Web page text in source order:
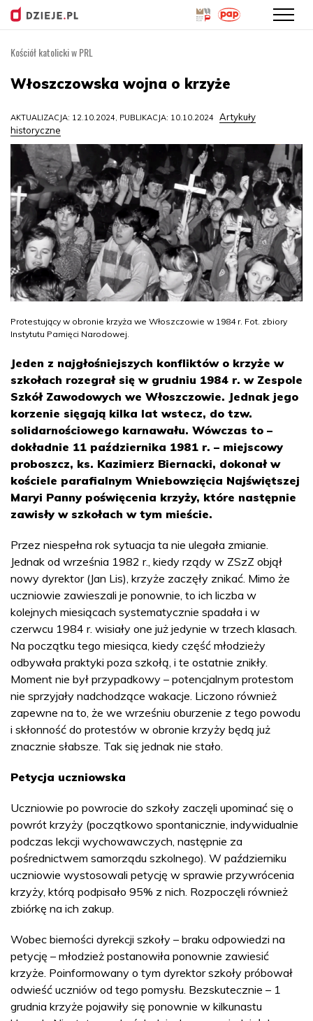
treści
Kościół katolicki w PRL
Włoszczowska wojna o krzyże
AKTUALIZACJA: 12.10.2024, PUBLIKACJA: 10.10.2024 Artykuły
historyczne
Protestujący w obronie krzyża we Włoszczowie w 1984 r. Fot. zbiory
Instytutu Pamięci Narodowej.
Jeden z najgłośniejszych konfliktów o krzyże w
szkołach rozegrał się w grudniu 1984 r. w Zespole
Szkół Zawodowych we Włoszczowie. Jednak jego
korzenie sięgają kilka lat wstecz, do tzw.
solidarnościowego karnawału. Wówczas to –
dokładnie 11 października 1981 r. – miejscowy
proboszcz, ks. Kazimierz Biernacki, dokonał w
kościele parafialnym Wniebowzięcia Najświętszej
Maryi Panny poświęcenia krzyży, które następnie
zawisły w szkołach w tym mieście.
Przez niespełna rok sytuacja ta nie ulegała zmianie.
Jednak od września 1982 r., kiedy rządy w ZSzZ objął
nowy dyrektor (Jan Lis), krzyże zaczęły znikać. Mimo że
uczniowie zawieszali je ponownie, to ich liczba w
kolejnych miesiącach systematycznie spadała i w
czerwcu 1984 r. wisiały one już jedynie w trzech klasach.
Na początku tego miesiąca, kiedy część młodzieży
odbywała praktyki poza szkołą, i te ostatnie znikły.
Moment nie był przypadkowy – potencjalnym protestom
nie sprzyjały nadchodzące wakacje. Liczono również
zapewne na to, że we wrześniu oburzenie z tego powodu
i skłonność do protestów w obronie krzyży będą już
znacznie słabsze. Tak się jednak nie stało.
Petycja uczniowska
Uczniowie po powrocie do szkoły zaczęli upominać się o
powrót krzyży (początkowo spontanicznie, indywidualnie
podczas lekcji wychowawczych, następnie za
pośrednictwem samorządu szkolnego). W październiku
uczniowie wystosowali petycję w sprawie przywrócenia
krzyży, którą podpisało 95% z nich. Rozpoczęli również
zbiórkę na ich zakup.
Wobec bierności dyrekcji szkoły – braku odpowiedzi na
petycję – młodzież postanowiła ponownie zawiesić
krzyże. Poinformowany o tym dyrektor szkoły próbował
odwieść uczniów od tego pomysłu. Bezskutecznie – 1
grudnia krzyże pojawiły się ponownie w kilkunastu